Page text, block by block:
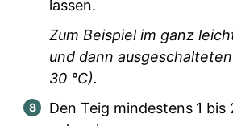
lassen.
Zum Beispiel im ganz
und dann
30 °C).
Den Teig mindestens 1 bis